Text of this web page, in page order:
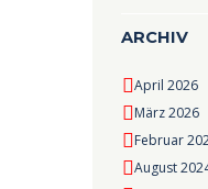
ARCHIV
April 2026
März 2026
Februar
August